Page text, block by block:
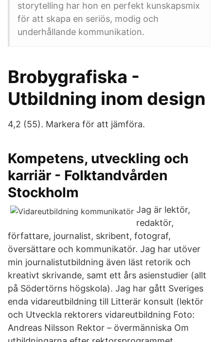
storytelling har hon en perfekt kunskapsmix
för att skapa en seriös, modig och
underhållande kommunikation.
Brobygrafiska -
Utbildning inom design
4,2 (55). Markera för att jämföra.
Kompetens, utveckling och
karriär - Folktandvården
Stockholm
Jag är lektör,
redaktör,
författare, journalist, skribent, fotograf,
översättare och kommunikatör. Jag har utöver
min journalistutbildning även läst retorik och
kreativt skrivande, samt ett års asienstudier (allt
på Södertörns högskola). Jag har gått Sveriges
enda vidareutbildning till Litterär konsult (lektör
och Utveckla rektorers vidareutbildning Foto:
Andreas Nilsson Rektor – övermänniska Om